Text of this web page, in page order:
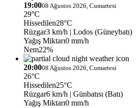
19:0008 Ağustos 2026, Cumartesi
29°C
Hissedilen28°C
Rüzgar3 km/h | Lodos (Güneybatı)
Yağış Miktarı0 mm/h
Nem22%
20:0008 Ağustos 2026, Cumartesi
26°C
Hissedilen25°C
Rüzgar6 km/h | Günbatısı (Batı)
Yağış Miktarı0 mm/h